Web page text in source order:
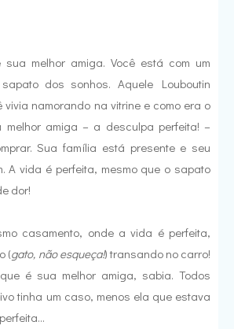
melhor amiga. Você está com um
dos sonhos. Aquele Louboutin
namorando na vitrine e como era o
melhor amiga – a desculpa perfeita! –
Sua família está presente e seu
A vida é perfeita, mesmo que o sapato
dor!
casamento, onde a vida é perfeita,
(gato, não esqueça!) transando no carro!
é sua melhor amiga, sabia. Todos
tinha um caso, menos ela que estava